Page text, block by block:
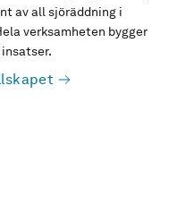
av all sjöräddning i
verksamheten bygger